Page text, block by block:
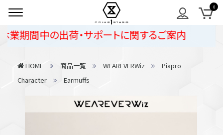
間中の出荷・サポートに関するご案内
HOME 商品一覧 WEAREVERWiz
Piapro
Character
Earmuffs